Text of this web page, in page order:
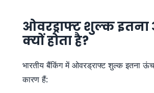
ओवरड्राफ्ट शुल्क
क्यों होता है?
भारतीय बैंकिंग में ओवरड्राफ्ट शुल्क इतना
कारण हैं: